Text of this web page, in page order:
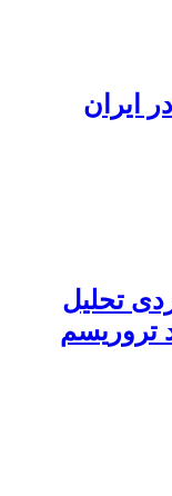
ایران
تحلیل
تروریسم